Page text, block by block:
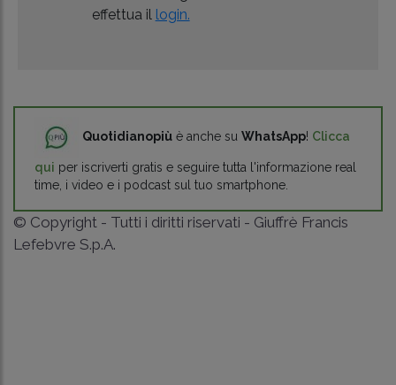
effettua il login.
Quotidianopiù è anche su WhatsApp! Clicca
qui per iscriverti gratis e seguire tutta l'informazione real
time, i video e i podcast sul tuo smartphone.
© Copyright - Tutti i diritti riservati - Giuffrè Francis
Lefebvre S.p.A.